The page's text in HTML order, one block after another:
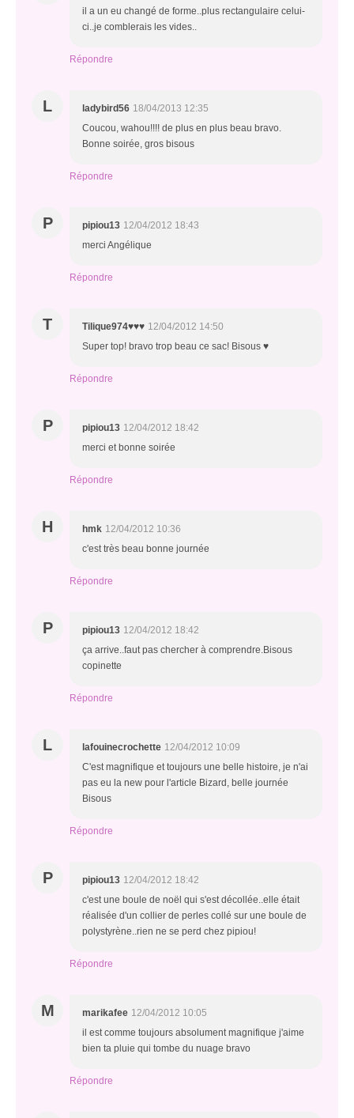
il a un eu changé de forme..plus rectangulaire celui-
ci..je comblerais les vides..
Répondre
L ladybird56 18/04/2013 12:35
Coucou, wahou!!!! de plus en plus beau bravo.
Bonne soirée, gros bisous
Répondre
P pipiou13 12/04/2012 18:43
merci Angélique
Répondre
T Tilique974♥♥♥ 12/04/2012 14:50
Super top! bravo trop beau ce sac! Bisous ♥
Répondre
P pipiou13 12/04/2012 18:42
merci et bonne soirée
Répondre
H hmk 12/04/2012 10:36
c'est très beau bonne journée
Répondre
P pipiou13 12/04/2012 18:42
ça arrive..faut pas chercher à comprendre.Bisous
copinette
Répondre
L lafouinecrochette 12/04/2012 10:09
C'est magnifique et toujours une belle histoire, je n'ai
pas eu la new pour l'article Bizard, belle journée
Bisous
Répondre
P pipiou13 12/04/2012 18:42
c'est une boule de noël qui s'est décollée..elle était
réalisée d'un collier de perles collé sur une boule de
polystyrène..rien ne se perd chez pipiou!
Répondre
M marikafee 12/04/2012 10:05
il est comme toujours absolument magnifique j'aime
bien ta pluie qui tombe du nuage bravo
Répondre